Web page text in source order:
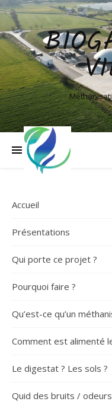
Accueil
Présentations
Qui porte ce projet ?
Pourquoi faire ?
Qu’est-ce qu’un
Comment est alimenté
Le digestat ? Les sols ?
Quid des bruits /